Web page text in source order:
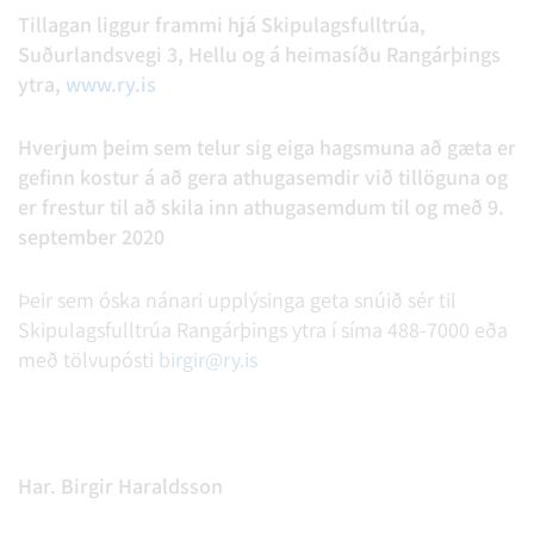
Tillagan liggur frammi hjá Skipulagsfulltrúa,
Suðurlandsvegi 3, Hellu og á heimasíðu Rangárþings
ytra, www.ry.is
Hverjum þeim sem telur sig eiga hagsmuna að gæta er
gefinn kostur á að gera athugasemdir við tillöguna og
er frestur til að skila inn athugasemdum til og með 9.
september 2020
Þeir sem óska nánari upplýsinga geta snúið sér til
Skipulagsfulltrúa Rangárþings ytra í síma 488-7000 eða
með tölvupósti birgir@ry.is
Har. Birgir Haraldsson